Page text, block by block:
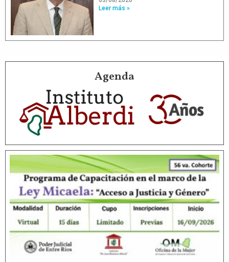
Leer más »
Agenda